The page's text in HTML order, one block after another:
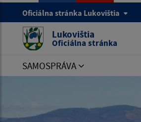
Oficiálna stránka Lukovištia
Lukovištia
Oficiálna stránka
SAMOSPRÁVA